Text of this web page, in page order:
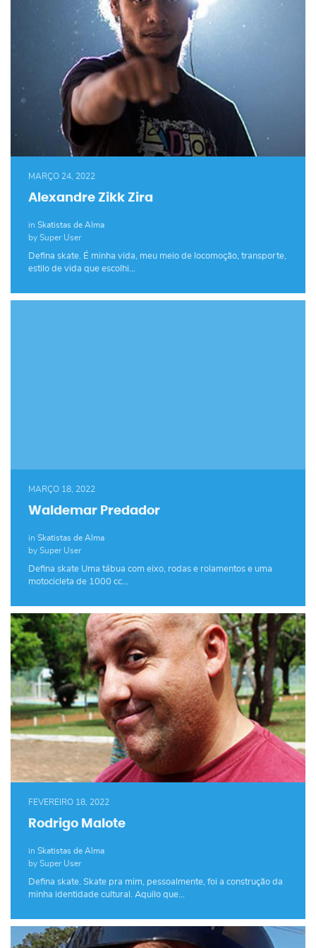
MARÇO 24, 2022
Alexandre Zikk Zira
in Skatistas de Alma
by Super User
Defina skate. É minha vida, meu meio de locomoção, transporte,
estilo de vida que escolhi…
MARÇO 18, 2022
Waldemar Predador
in Skatistas de Alma
by Super User
Defina skate Uma tábua com eixo, rodas e rolamentos e uma
motocicleta de 1000 cc…
FEVEREIRO 18, 2022
Rodrigo Malote
in Skatistas de Alma
by Super User
Defina skate. Skate pra mim, pessoalmente, foi a construção da
minha identidade cultural. Aquilo que…